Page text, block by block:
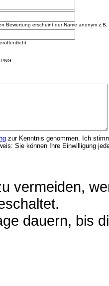
Bewertung erscheint der Name anonym
zur Kenntnis genommen. Ich
Sie können Ihre Einwilligung
vermeiden,
dauern, bis